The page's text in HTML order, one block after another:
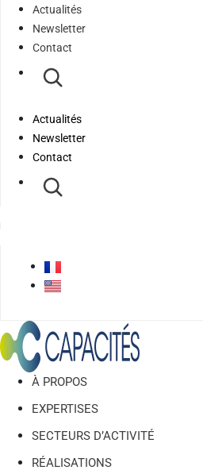
Actualités
Newsletter
Contact
Actualités
Newsletter
Contact
À PROPOS
EXPERTISES
SECTEURS D’ACTIVITÉ
RÉALISATIONS